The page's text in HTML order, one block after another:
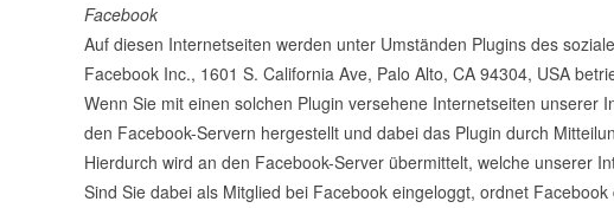
Facebook
Auf diesen Internetseiten werden unter Umständen Plugins des
Facebook Inc., 1601 S. California Ave, Palo Alto, CA 94304, USA
Wenn Sie mit einen solchen Plugin versehene Internetseiten unserer
den Facebook-Servern hergestellt und dabei das Plugin durch
Hierdurch wird an den Facebook-Server übermittelt, welche unserer
Sind Sie dabei als Mitglied bei Facebook eingeloggt, ordnet